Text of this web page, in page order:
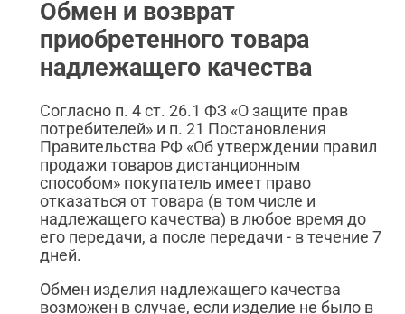
Обмен и возврат
приобретенного товара
надлежащего качества
Согласно п. 4 ст. 26.1 ФЗ «О защите прав
потребителей» и п. 21 Постановления
Правительства РФ «Об утверждении правил
продажи товаров дистанционным
способом» покупатель имеет право
отказаться от товара (в том числе и
надлежащего качества) в любое время до
его передачи, а после передачи - в течение 7
дней.
Обмен изделия надлежащего качества
возможен в случае, если изделие не было в